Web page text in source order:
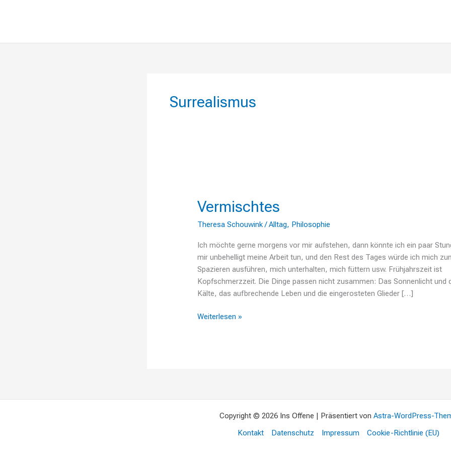
Surrealismus
Vermischtes
Theresa Schouwink/Alltag, Philosophie
Ich möchte gerne morgens vor mir aufstehen, dann könnte ich ein paar
mir unbehelligt meine Arbeit tun, und den Rest des Tages würde ich mich
Spazieren ausführen, mich unterhalten, mich füttern usw. Frühjahrszeit ist
Kopfschmerzzeit. Die Dinge passen nicht zusammen: Das Sonnenlicht und
Kälte, das aufbrechende Leben und die eingerosteten Glieder […]
Weiterlesen »
Copyright © 2026 Ins Offene | Präsentiert von Astra-WordPress-
Kontakt
Datenschutz Impressum Cookie-Richtlinie (EU)